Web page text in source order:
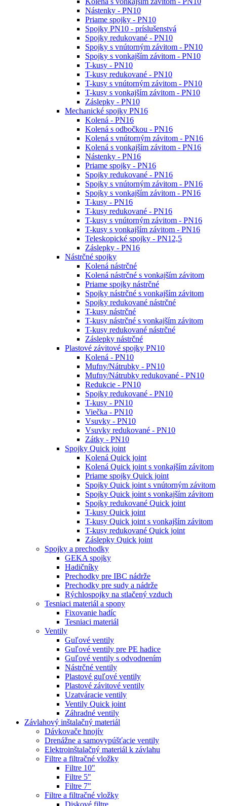
Nástenky - PN10
Priame spojky - PN10
Spojky PN10 - príslušenstvá
Spojky redukované - PN10
Spojky s vnútorným závitom - PN10
Spojky s vonkajším závitom - PN10
T-kusy - PN10
T-kusy redukované - PN10
T-kusy s vnútorným závitom - PN10
T-kusy s vonkajším závitom - PN10
Záslepky - PN10
Mechanické spojky PN16
Kolená - PN16
Kolená s odbočkou - PN16
Kolená s vnútorným závitom - PN16
Kolená s vonkajším závitom - PN16
Nástenky - PN16
Priame spojky - PN16
Spojky redukované - PN16
Spojky s vnútorným závitom - PN16
Spojky s vonkajším závitom - PN16
T-kusy - PN16
T-kusy redukované - PN16
T-kusy s vnútorným závitom - PN16
T-kusy s vonkajším závitom - PN16
Teleskopické spojky - PN12,5
Záslepky - PN16
Nástrčné spojky
Kolená nástrčné
Kolená nástrčné s vonkajším závitom
Priame spojky nástrčné
Spojky nástrčné s vonkajším závitom
Spojky redukované nástrčné
T-kusy nástrčné
T-kusy nástrčné s vonkajším závitom
T-kusy redukované nástrčné
Záslepky nástrčné
Plastové závitové spojky PN10
Kolená - PN10
Mufny/Nátrubky - PN10
Mufny/Nátrubky redukované - PN10
Redukcie - PN10
Spojky redukované - PN10
T-kusy - PN10
Viečka - PN10
Vsuvky - PN10
Vsuvky redukované - PN10
Zátky - PN10
Spojky Quick joint
Kolená Quick joint
Kolená Quick joint s vonkajším závitom
Priame spojky Quick joint
Spojky Quick joint s vnútorným závitom
Spojky Quick joint s vonkajším závitom
Spojky redukované Quick joint
T-kusy Quick joint
T-kusy Quick joint s vonkajším závitom
T-kusy redukované Quick joint
Záslepky Quick joint
Spojky a prechodky
GEKA spojky
Hadičníky
Prechodky pre IBC nádrže
Prechodky pre sudy a nádrže
Rýchlospojky na stlačený vzduch
Tesniaci materiál a spony
Fixovanie hadíc
Tesniaci materiál
Ventily
Guľové ventily
Guľové ventily pre PE hadice
Guľové ventily s odvodnením
Nástrčné ventily
Plastové guľové ventily
Plastové závitové ventily
Uzatváracie ventily
Ventily Quick joint
Záhradné ventily
Závlahový inštalačný materiál
Dávkovače hnojív
Drenážne a samovypúšťacie ventily
Elektroinštalačný materiál k závlahu
Filtre a filtračné vložky
Filtre 10"
Filtre 5"
Filtre 7"
Filtre a filtračné vložky
Diskové filtre